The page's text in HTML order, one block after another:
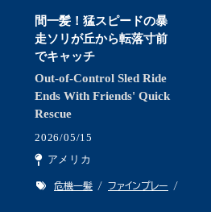
間一髪！猛スピードの暴
走ソリが丘から転落寸前
でキャッチ
Out-of-Control Sled Ride
Ends With Friends' Quick
Rescue
2026/05/15
アメリカ
危機一髪 ファインプレー